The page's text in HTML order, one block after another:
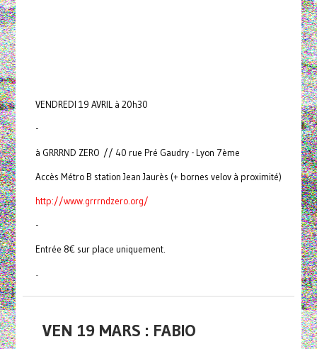
VENDREDI 19 AVRIL à 20h30
-
à GRRRND ZERO // 40 rue Pré Gaudry - Lyon 7ème
Accès Métro B station Jean Jaurès (+ bornes velov à proximité)
http://www.grrrndzero.org/
-
Entrée 8€ sur place uniquement.
-
VEN 19 MARS : FABIO